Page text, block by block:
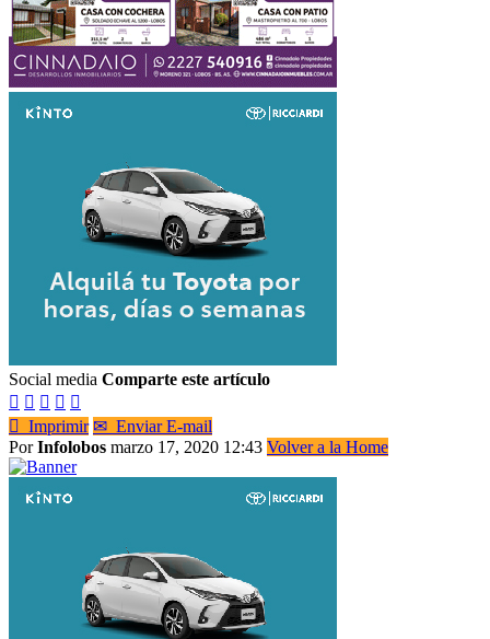
Social media Comparte este artículo
    
 Imprimir ✉ Enviar E-mail
PorInfolobos marzo 17, 2020 12:43 Volver a la Home